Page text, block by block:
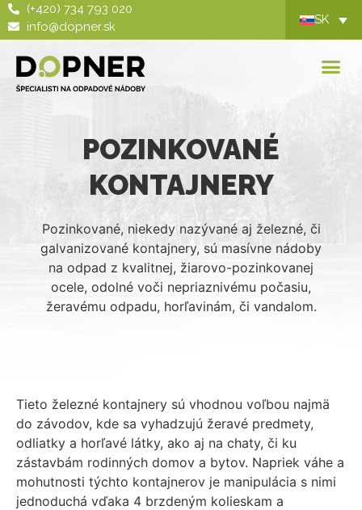
(+420) 734 793 020
info@dopner.sk
SK
POZINKOVANÉ
KONTAJNERY
Pozinkované, niekedy nazývané aj železné, či
galvanizované kontajnery, sú masívne nádoby
na odpad z kvalitnej, žiarovo-pozinkovanej
ocele, odolné voči nepriaznivému počasiu,
žeravému odpadu, horľavinám, či vandalom.
Tieto železné kontajnery sú vhodnou voľbou najmä
do závodov, kde sa vyhadzujú žeravé predmety,
odliatky a horľavé látky, ako aj na chaty, či ku
zástavbám rodinných domov a bytov. Napriek váhe a
mohutnosti týchto kontajnerov je manipulácia s nimi
jednoduchá vďaka 4 brzdeným kolieskam a